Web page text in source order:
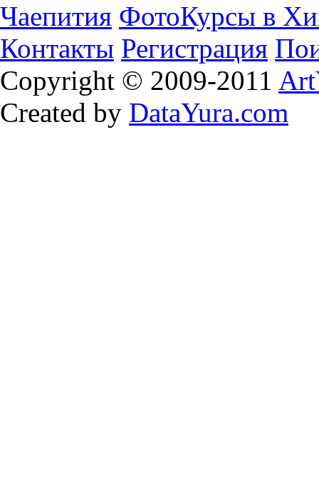
Чаепития ФотоКурсы в
Контакты Регистрация
Copyright © 2009-2011
Created by DataYura.com